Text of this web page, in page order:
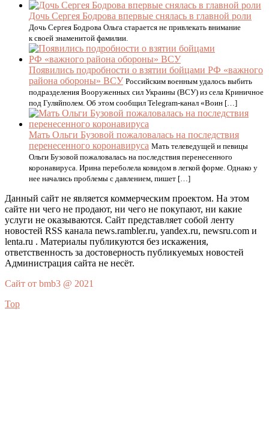
Дочь Сергея Бодрова впервые снялась в главной роли
Дочь Сергея Бодрова Ольга старается не привлекать внимание
к своей знаменитой фамилии.
Появились подробности о взятии бойцами РФ «важного
района обороны» ВСУ Российским военным удалось выбить
подразделения Вооруженных сил Украины (ВСУ) из села Криничное
под Гуляйполем. Об этом сообщил Telegram-канал «Воин […]
Мать Ольги Бузовой пожаловалась на последствия
перенесенного коронавируса Мать телеведущей и певицы
Ольги Бузовой пожаловалась на последствия перенесенного
коронавируса. Ирина переболела ковидом в легкой форме. Однако у
нее начались проблемы с давлением, пишет […]
Данный сайт не является коммерческим проектом. На этом
сайте ни чего не продают, ни чего не покупают, ни какие
услуги не оказываются. Сайт представляет собой ленту
новостей RSS канала news.rambler.ru, yandex.ru, newsru.com и
lenta.ru . Материалы публикуются без искажения,
ответственность за достоверность публикуемых новостей
Администрация сайта не несёт.
Сайт от bmb3 @ 2021
Top